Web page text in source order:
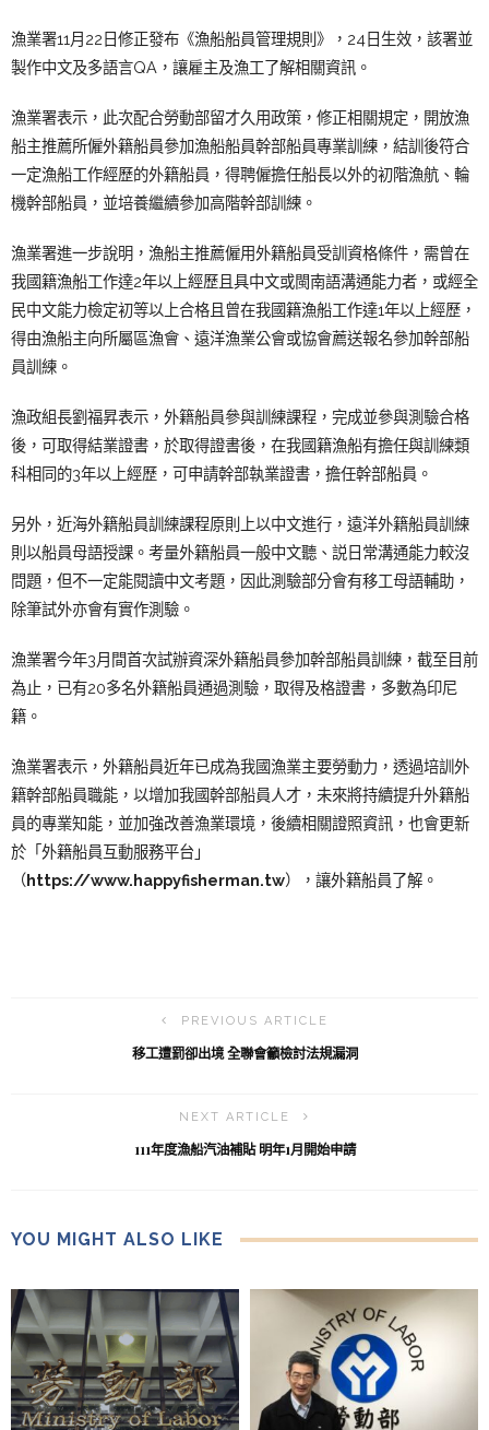
漁業署11月22日修正發布《漁船船員管理規則》，24日生效，該署並
製作中文及多語言QA，讓雇主及漁工了解相關資訊。
漁業署表示，此次配合勞動部留才久用政策，修正相關規定，開放漁
船主推薦所僱外籍船員參加漁船船員幹部船員專業訓練，結訓後符合
一定漁船工作經歷的外籍船員，得聘僱擔任船長以外的初階漁航、輪
機幹部船員，並培養繼續參加高階幹部訓練。
漁業署進一步說明，漁船主推薦僱用外籍船員受訓資格條件，需曾在
我國籍漁船工作達2年以上經歷且具中文或閩南語溝通能力者，或經全
民中文能力檢定初等以上合格且曾在我國籍漁船工作達1年以上經歷，
得由漁船主向所屬區漁會、遠洋漁業公會或協會薦送報名參加幹部船
員訓練。
漁政組長劉福昇表示，外籍船員參與訓練課程，完成並參與測驗合格
後，可取得結業證書，於取得證書後，在我國籍漁船有擔任與訓練類
科相同的3年以上經歷，可申請幹部執業證書，擔任幹部船員。
另外，近海外籍船員訓練課程原則上以中文進行，遠洋外籍船員訓練
則以船員母語授課。考量外籍船員一般中文聽、説日常溝通能力較沒
問題，但不一定能閱讀中文考題，因此測驗部分會有移工母語輔助，
除筆試外亦會有實作測驗。
漁業署今年3月間首次試辦資深外籍船員參加幹部船員訓練，截至目前
為止，已有20多名外籍船員通過測驗，取得及格證書，多數為印尼
籍。
漁業署表示，外籍船員近年已成為我國漁業主要勞動力，透過培訓外
籍幹部船員職能，以增加我國幹部船員人才，未來將持續提升外籍船
員的專業知能，並加強改善漁業環境，後續相關證照資訊，也會更新
於「外籍船員互動服務平台」
（https://www.happyfisherman.tw），讓外籍船員了解。
PREVIOUS ARTICLE
移工遭罰卻出境 全聯會籲檢討法規漏洞
NEXT ARTICLE
111年度漁船汽油補貼 明年1月開始申請
YOU MIGHT ALSO LIKE